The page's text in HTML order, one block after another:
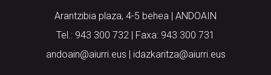
Arantzibia plaza, 4-5 behea | ANDOAIN
Tel.: 943 300 732 | Faxa: 943 300 731
andoain@aiurri.eus | idazkaritza@aiurri.eus